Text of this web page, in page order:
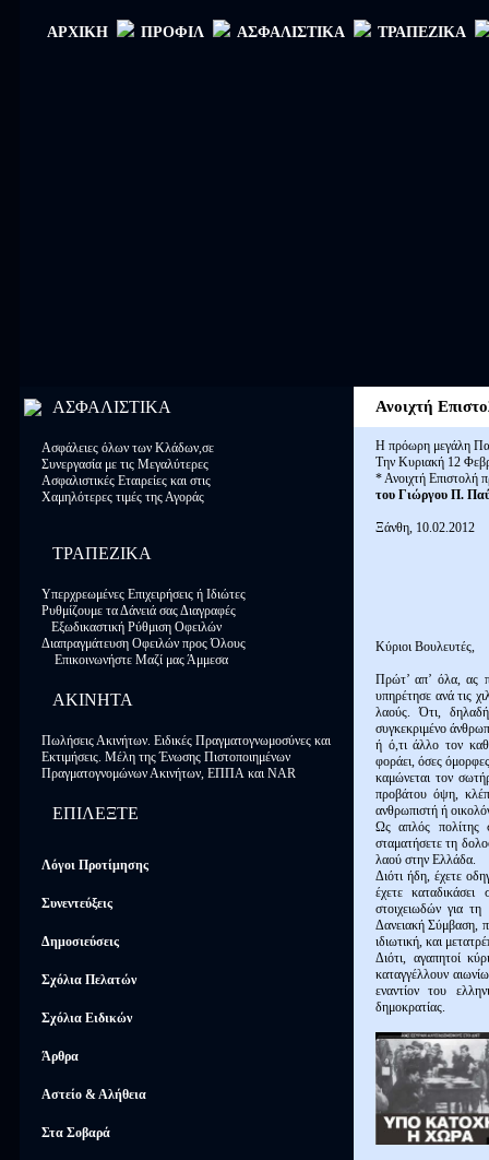
ΑΡΧΙΚΗ ΠΡΟΦΙΛ ΑΣΦΑΛΙΣΤΙΚΑ ΤΡΑΠΕΖΙΚΑ
ΑΣΦΑΛΙΣΤΙΚΑ
Ασφάλειες όλων των Κλάδων,σε
Συνεργασία με τις Μεγαλύτερες
Ασφαλιστικές Εταιρείες και στις
Χαμηλότερες τιμές της Αγοράς
ΤΡΑΠΕΖΙΚΑ
Υπερχρεωμένες Επιχειρήσεις ή Ιδιώτες
Ρυθμίζουμε τα Δάνειά σας Διαγραφές
Εξωδικαστική Ρύθμιση Οφειλών
Διαπραγμάτευση Οφειλών προς Όλους
Επικοινωνήστε Μαζί μας Άμμεσα
ΑΚΙΝΗΤΑ
Πωλήσεις Ακινήτων. Ειδικές Πραγματογνωμοσύνες και
Εκτιμήσεις. Μέλη της Ένωσης Πιστοποιημένων
Πραγματογνομώνων Ακινήτων, ΕΠΠΑ και NAR
ΕΠΙΛΕΞΤΕ
Λόγοι Προτίμησης
Συνεντεύξεις
Δημοσιεύσεις
Σχόλια Πελατών
Σχόλια Ειδικών
Άρθρα
Αστείο & Αλήθεια
Στα Σοβαρά
Ανοιχτή
Η πρόωρη μεγάλη
Την Κυριακή 12
* Ανοιχτή Επιστολή
του Γιώργου Π.
Ξάνθη, 10.02.2012
Κύριοι Βουλευτές,
Πρώτ’ απ’ όλα, ας
υπηρέτησε ανά τις
λαούς. Ότι,
συγκεκριμένο
ή ό,τι άλλο τον
φοράει, όσες όμορφες
καμώνεται τον
προβάτου όψη,
ανθρωπιστή ή
Ως απλός πολίτης
σταματήσετε τη
λαού στην Ελλάδα.
Διότι ήδη, έχετε
έχετε
στοιχειωδών για
Δανειακή Σύμβαση,
ιδιωτική, και
Διότι, αγαπητοί
καταγγέλλουν
εναντίον του
δημοκρατίας.